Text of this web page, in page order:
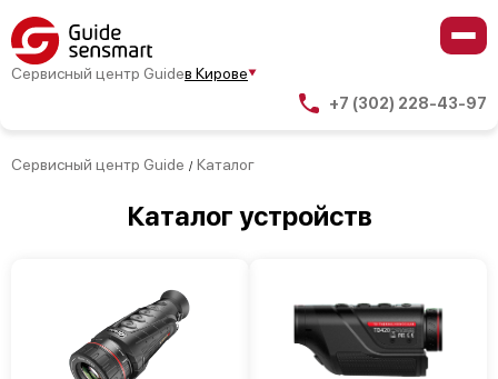
Сервисный центр Guideв Кирове
+7 (302) 228-43-97
Сервисный центр Guide / Каталог
Каталог устройств